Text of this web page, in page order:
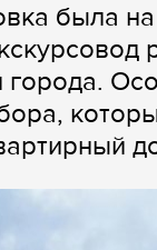
была
города.